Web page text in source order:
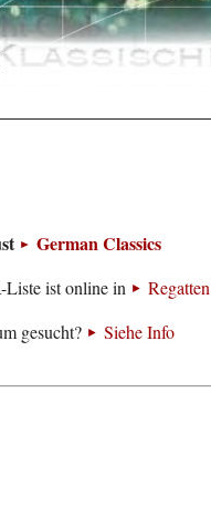
German Classics
ist online in Regatten
gesucht?
Siehe Info